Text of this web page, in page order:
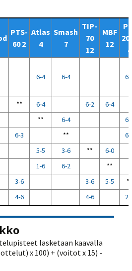
PTS-
60 2
Atlas
4
Smash
7
TIP-
70
12
MBF
12
4
6-4 6-4 6-
** 6-4 6-2 6-4
** 6-4 6-
6-3 ** 6-
5-5 3-6 ** 6-0
1-6 6-2 **
3-6 3-6 5-5 **
4-6 4-6 2-
lasketaan kaavalla
x 100) + (voitot x 15) -